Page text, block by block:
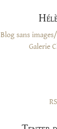
Blog sans
Galerie